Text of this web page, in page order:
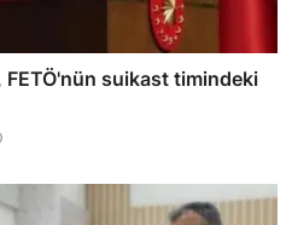
FETÖ'nün suikast timindeki